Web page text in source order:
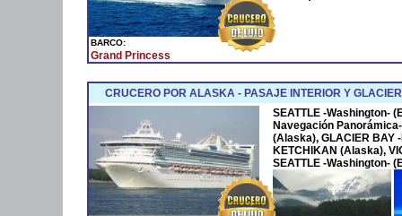
BARCO:
Grand Princess
CRUCERO POR ALASKA - PASAJE INTERIOR Y
SEATTLE -Washington-
Navegación
(Alaska), GLACIER BAY
KETCHIKAN (Alaska),
SEATTLE -Washington-